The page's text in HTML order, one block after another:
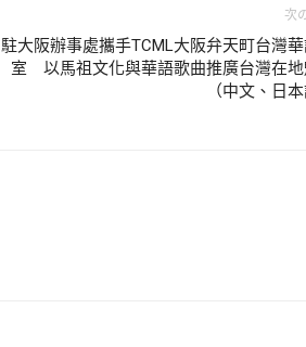
次
駐大阪辦事處攜手TCML大阪弁天町台灣
室 以馬祖文化與華語歌曲推廣台灣在地
（中文、日本